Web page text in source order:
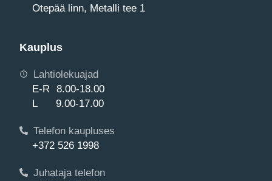
Otepää linn, Metalli tee 1
Kauplus
Lahtiolekuajad
E-R 8.00-18.00
L 9.00-17.00
Telefon kaupluses
+372 526 1998
Juhataja telefon